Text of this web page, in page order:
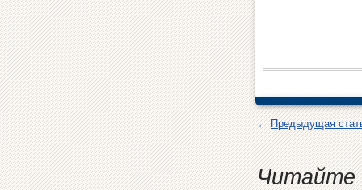
←Предыдущая
Читайте